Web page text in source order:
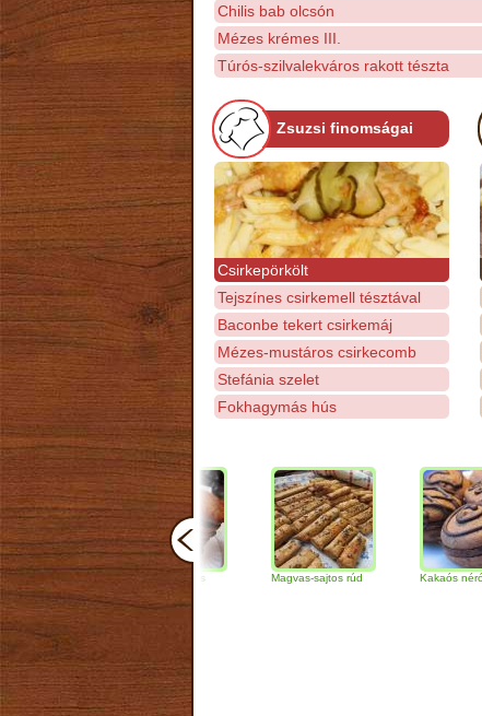
Chilis bab olcsón
Mézes krémes III.
Túrós-szilvalekváros rakott tészta
Zsuzsi finomságai
Csirkepörkölt
Tejszínes csirkemell tésztával
Baconbe tekert csirkemáj
Mézes-mustáros csirkecomb
Stefánia szelet
Fokhagymás hús
Csokoládés-diós
Magvas-sajtos rúd Kakaós néró